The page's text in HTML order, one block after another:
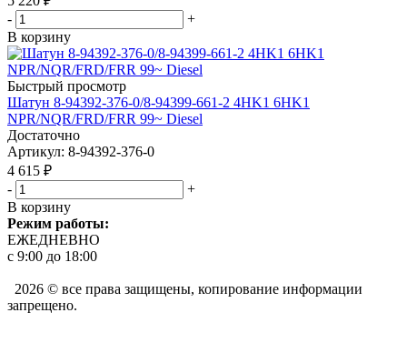
-
+
В корзину
Быстрый просмотр
Шатун 8-94392-376-0/8-94399-661-2 4HK1 6HK1
NPR/NQR/FRD/FRR 99~ Diesel
Достаточно
Артикул: 8-94392-376-0
4 615 ₽
-
+
В корзину
Режим работы:
ЕЖЕДНЕВНО
с 9:00 до 18:00
2026 © все права защищены, копирование информации
запрещено.